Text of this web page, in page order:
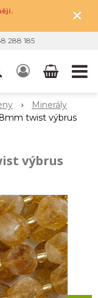
×
288 185
Minerály
twist výbrus
výbrus